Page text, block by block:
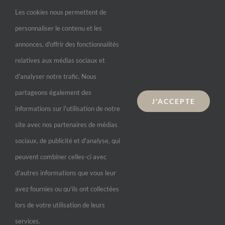
Corps
Pieds
Visage
Informations
Livraison et paiement
Remboursements et retours
Les cookies nous permettent de
personnaliser le contenu et les
annonces, d'offrir des fonctionnalités
relatives aux médias sociaux et
d'analyser notre trafic. Nous
partageons également des
informations sur l'utilisation de notre
site avec nos partenaires de médias
sociaux, de publicité et d'analyse, qui
peuvent combiner celles-ci avec
d'autres informations que vous leur
avez fournies ou qu'ils ont collectées
lors de votre utilisation de leurs
services.
J'ACCEPTE